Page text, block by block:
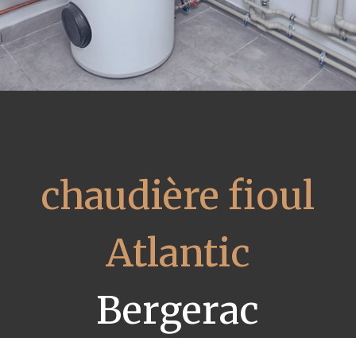
chaudière fioul
Atlantic
Bergerac